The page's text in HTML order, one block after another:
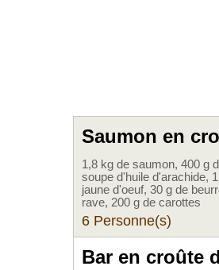
Saumon en
1,8 kg de saumon, 400 g
soupe d'huile d'arachide,
jaune d'oeuf, 30 g de
rave, 200 g de carottes
6 Personne(s)
Bar en croûte